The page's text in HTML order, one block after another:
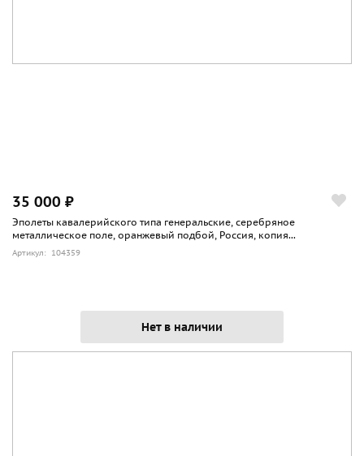
35 000 ₽
Эполеты кавалерийского типа генеральские, серебряное
металлическое поле, оранжевый подбой, Россия, копия...
Артикул: 104359
Нет в наличии